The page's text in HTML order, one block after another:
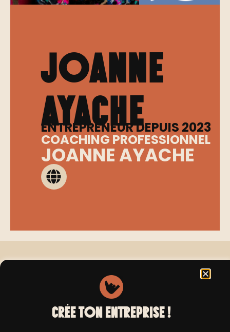
Joanne
ayache
ENTREPRENEUR DEPUIS 2023
COACHING PROFESSIONNEL
JOANNE AYACHE
Le jour où j’ai réalisé que mon bonheur ne
dépendait pas des autres mais
uniquement de moi-même, j’ai décidé de
lâcher prise et d’être l’auteure à succès
CRÉE TON ENTREPRISE !